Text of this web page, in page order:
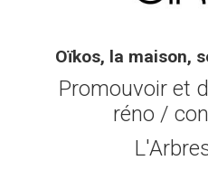
Oïkos, la maison,
Promouvoir et
réno /